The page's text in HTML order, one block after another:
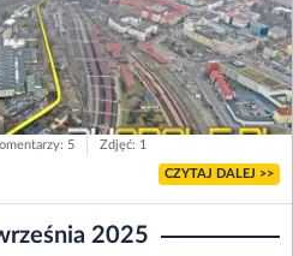
5 Zdjęć: 1
CZYTAJ DALEJ >>
2025